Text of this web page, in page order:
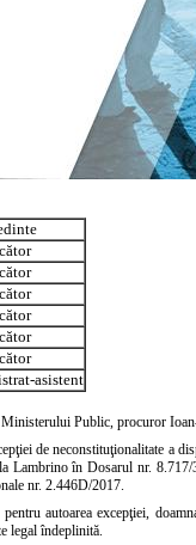
asistent
Public, procuror
de neconstituţionalitate a
Lambrino în Dosarul nr.
nr. 2.446D/2017.
autoarea excepţiei,
legal îndeplinită.